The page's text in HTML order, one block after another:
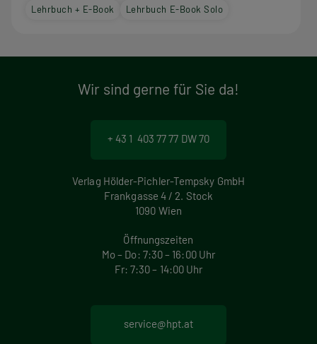
Lehrbuch + E-Book Lehrbuch E-Book Solo
Wir sind gerne für Sie da!
+ 43 1 403 77 77 DW 70
Verlag Hölder-Pichler-Tempsky GmbH
Frankgasse 4 / 2. Stock
1090 Wien
Öffnungszeiten
Mo – Do: 7:30 – 16:00 Uhr
Fr: 7:30 – 14:00 Uhr
service@hpt.at